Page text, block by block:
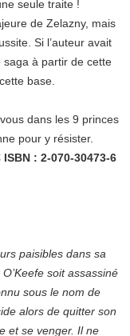
seule traite !
de Zelazny, mais
Si l’auteur avait
à partir de cette
base.
dans les 9 princes
pour y résister.
ISBN : 2-070-30473-6
paisibles dans sa
soit assassiné
sous le nom de
alors de quitter son
et se venger. Il ne